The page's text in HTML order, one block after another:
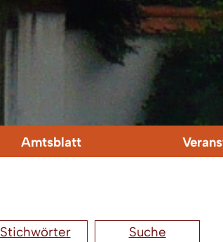
Amtsblatt
Stichwörter Suche